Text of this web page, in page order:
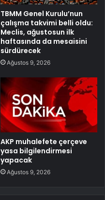
TBMM Genel Kurulu’nun
çalışma takvimi belli oldu:
Meclis, ağustosun ilk
haftasında da mesaisini
sürdürecek
Ağustos 9, 2026
AKP muhalefete çerçeve
yasa bilgilendirmesi
yapacak
Ağustos 9, 2026